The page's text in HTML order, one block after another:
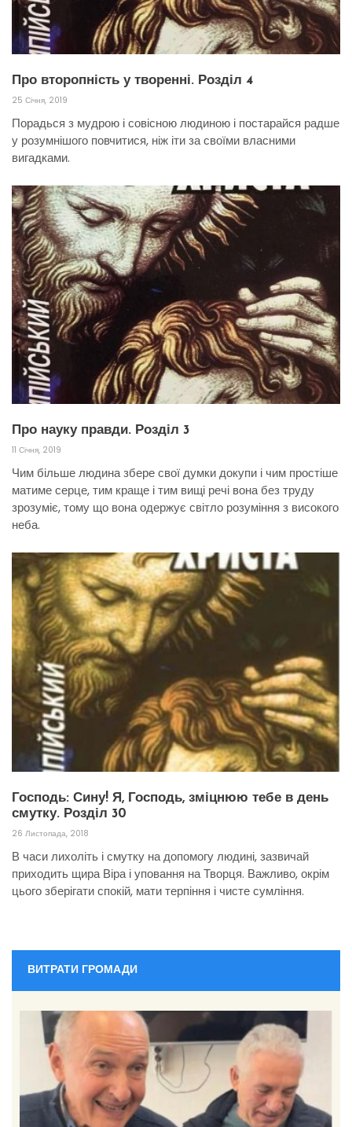
Про второпність у творенні. Розділ 4
25 Січня, 2019
Порадься з мудрою і совісною людиною і постарайся радше
у розумнішого повчитися, ніж іти за своїми власними
вигадками.
Про науку правди. Розділ 3
11 Січня, 2019
Чим більше людина збере свої думки докупи і чим простіше
матиме серце, тим краще і тим вищі речі вона без труду
зрозуміє, тому що вона одержує світло розуміння з високого
неба.
Господь: Сину! Я, Господь, зміцнюю тебе в день
смутку. Розділ 30
26 Листопада, 2018
В часи лихоліть і смутку на допомогу людині, зазвичай
приходить щира Віра і уповання на Творця. Важливо, окрім
цього зберігати спокій, мати терпіння і чисте сумління.
ВИТРАТИ ГРОМАДИ